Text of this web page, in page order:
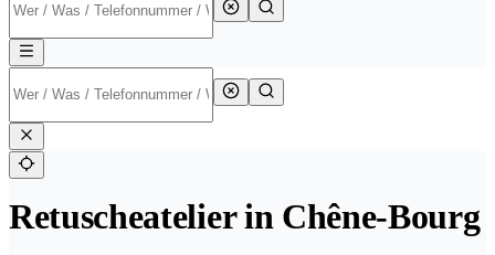
Retuscheatelier in Chêne-Bourg